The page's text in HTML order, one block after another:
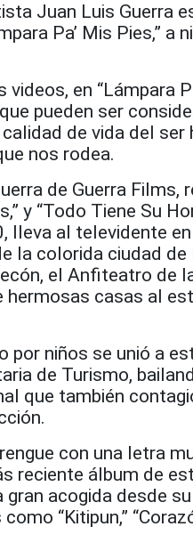
Juan Luis Guerra
Pa’ Mis Pies,” a
en “Lámpara
pueden ser
de vida del ser
nos rodea.
de Guerra Films,
y “Todo Tiene Su
lleva al televidente
la colorida ciudad
el Anfiteatro de
hermosas casas al
por niños se unió a
de Turismo,
que también
con una letra
reciente álbum de
gran acogida desde
“Kitipun,”